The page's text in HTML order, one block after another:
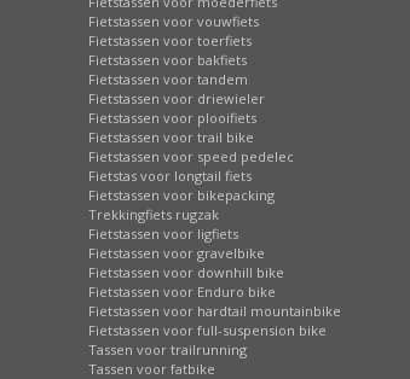
Fietstassen voor vouwfiets
Fietstassen voor toerfiets
Fietstassen voor bakfiets
Fietstassen voor tandem
Fietstassen voor driewieler
Fietstassen voor plooifiets
Fietstassen voor trail bike
Fietstassen voor speed pedelec
Fietstas voor longtail fiets
Fietstassen voor bikepacking
Trekkingfiets rugzak
Fietstassen voor ligfiets
Fietstassen voor gravelbike
Fietstassen voor downhill bike
Fietstassen voor Enduro bike
Fietstassen voor hardtail mountainbike
Fietstassen voor full-suspension bike
Tassen voor trailrunning
Tassen voor fatbike